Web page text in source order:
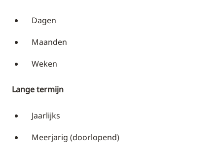
Dagen
Maanden
Weken
Lange termijn
Jaarlijks
Meerjarig (doorlopend)